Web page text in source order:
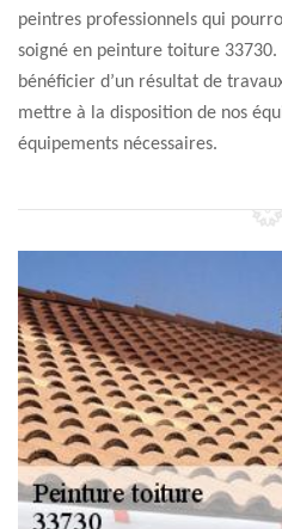
peintres professionnels qui
soigné en peinture toiture 33730.
bénéficier d’un résultat de
mettre à la disposition de nos
équipements nécessaires.